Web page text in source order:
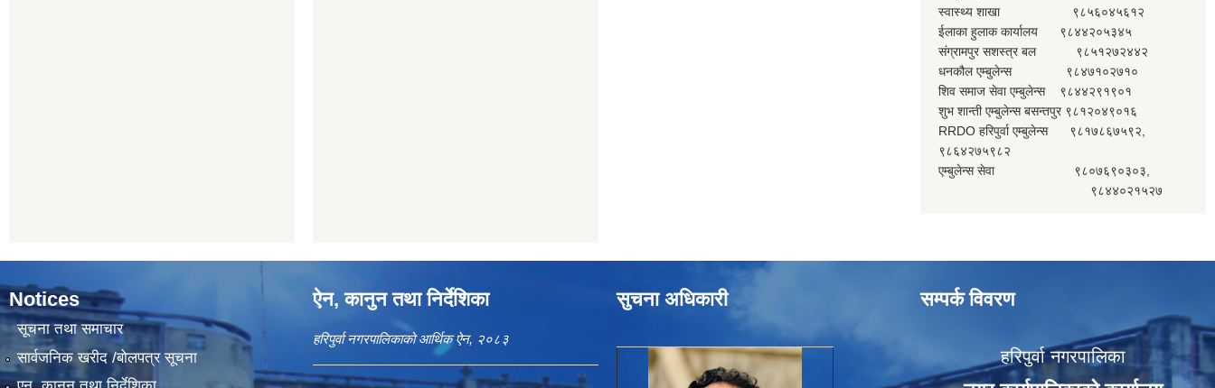
स्वास्थ्य शाखा ९८५६०४५६१२
ईलाका हुलाक कार्यालय ९८४४२०५३४५
संग्रामपुर सशस्त्र बल ९८५१२७२४४२
धनकौल एम्बुलेन्स ९८४७१०२७१०
शिव समाज सेवा एम्बुलेन्स ९८४४२९१९०१
शुभ शान्ती एम्बुलेन्स बसन्तपुर ९८१२०४९०१६
RRDO हरिपुर्वा एम्बुलेन्स ९८१७८६७५९२,
९८६४२७५९८२
एम्बुलेन्स सेवा ९८०७६९०३०३,
९८४४०२१५२७
Notices
सूचना तथा समाचार
सार्वजनिक खरीद /बोलपत्र सूचना
ऐन, कानुन तथा निर्देशिका
हरिपुर्वा नगरपालिकाको आर्थिक ऐन, २०८३
सुचना अधिकारी सम्पर्क विवरण
हरिपुर्वा नगरपालिका